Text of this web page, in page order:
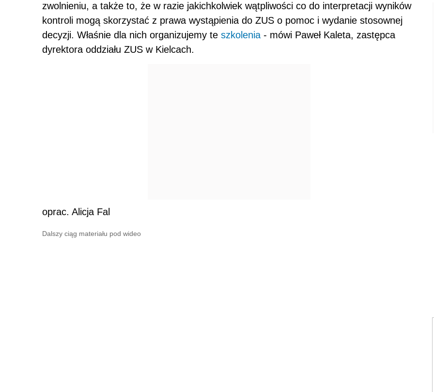
zwolnieniu, a także to, że w razie jakichkolwiek wątpliwości co do interpretacji wyników
kontroli mogą skorzystać z prawa wystąpienia do ZUS o pomoc i wydanie stosownej
decyzji. Właśnie dla nich organizujemy te szkolenia - mówi Paweł Kaleta, zastępca
dyrektora oddziału ZUS w Kielcach.
oprac. Alicja Fal
Dalszy ciąg materiału pod wideo